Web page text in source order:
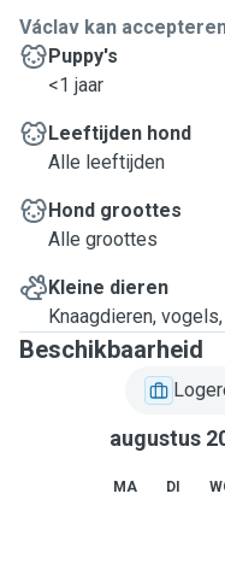
Václav kan
Puppy's
<1 jaar
Leeftijden hond
Alle leeftijden
Hond groottes
Alle groottes
Kleine dieren
Knaagdieren, vogels,
Beschikbaarheid
augustus
MA DI